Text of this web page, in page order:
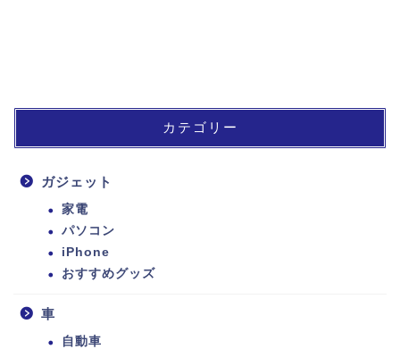
カテゴリー
ガジェット
家電
パソコン
iPhone
おすすめグッズ
車
自動車